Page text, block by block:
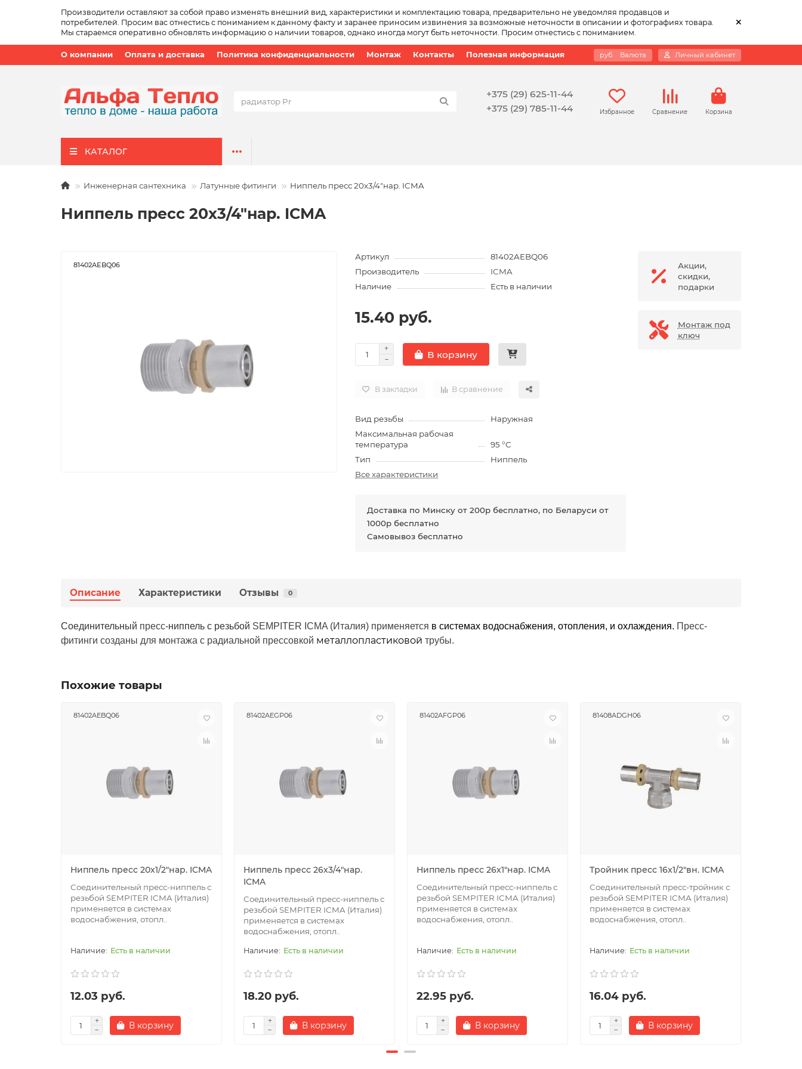
Производители оставляют за собой право изменять внешний вид, характеристики и комплектацию товара, предварительно не уведомляя продавцов и
потребителей. Просим вас отнестись с пониманием к данному факту и заранее приносим извинения за возможные неточности в описании и фотографиях товара.
Мы стараемся оперативно обновлять информацию о наличии товаров, однако иногда могут быть неточности. Просим отнестись с пониманием.
О компании Оплата и доставка Политика конфиденциальности Монтаж Контакты Полезная информация руб. Валюта Личный кабинет
+375 (29) 625-11-44
+375 (29) 785-11-44
Избранное Сравнение Корзина
КАТАЛОГ
Инженерная сантехника Латунные фитинги Ниппель пресс 20x3/4"нар. ICMA
Ниппель пресс 20x3/4"нар. ICMA
81402AEBQ06
Артикул
81402AEBQ06
Производитель
ICMA
Наличие
Есть в наличии
15.40 руб.
В корзину
В закладки В сравнение
Вид резьбы
Наружная
Максимальная рабочая
температура
95 °C
Тип
Ниппель
Все характеристики
Доставка по Минску от 200р бесплатно, по Беларуси от
1000р бесплатно
Самовывоз бесплатно
Акции,
скидки,
подарки
Монтаж под
ключ
Описание Характеристики Отзывы 0
Соединительный пресс-ниппель с резьбой SEMPITER ICMA (Италия) применяется в системах водоснабжения, отопления, и охлаждения. Пресс-
фитинги созданы для монтажа с радиальной прессовкой металлопластиковой трубы.
Похожие товары
81402AEBQ06
Ниппель пресс 20x1/2"нар. ICMA
Соединительный пресс-ниппель с
резьбой SEMPITER ICMA (Италия)
применяется в системах
водоснабжения, отопл..
Есть в наличии
12.03 руб.
В корзину
81402AEGP06
Ниппель пресс 26x3/4"нар.
ICMA
Соединительный пресс-ниппель с
резьбой SEMPITER ICMA (Италия)
применяется в системах
водоснабжения, отопл..
Есть в наличии
18.20 руб.
В корзину
81402AFGP06
Ниппель пресс 26x1"нар. ICMA
Соединительный пресс-ниппель с
резьбой SEMPITER ICMA (Италия)
применяется в системах
водоснабжения, отопл..
Есть в наличии
22.95 руб.
В корзину
81408ADGH06
Тройник пресс 16x1/2"вн. ICMA
Соединительный пресс-тройник с
резьбой SEMPITER ICMA (Италия)
применяется в системах
водоснабжения, отопл..
Есть в наличии
16.04 руб.
В корзину